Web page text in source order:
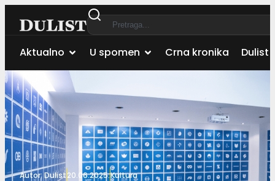
Aktualno U spomen Crna kronika Dulist
Autor:Dulist20.06.2025.Kultura